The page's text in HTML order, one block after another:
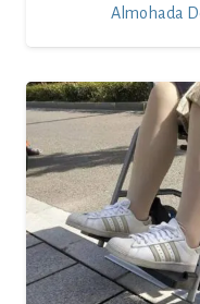
Almohada